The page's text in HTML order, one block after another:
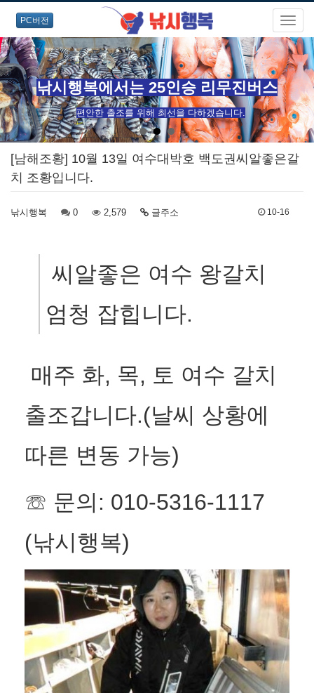
PC버전
낚시행복에서는 25인승 리무진버스
편안한 출조를 위해 최선을 다하겠습니다.
[남해조황] 10월 13일 여수대박호 백도권씨알좋은갈
치 조황입니다.
낚시행복 0 2,579 글주소 10-16
엄청 잡힙니다.
출조갑니다.(날씨 상황에
따른 변동 가능)
☏ 문의: 010-5316-1117
(낚시행복)